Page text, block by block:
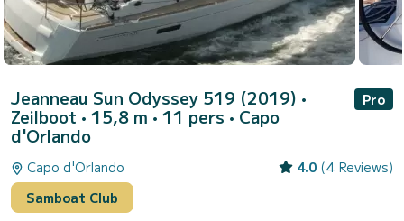
Jeanneau Sun Odyssey 519 (2019) •
Zeilboot • 15,8 m • 11 pers • Capo
d'Orlando
Pro
Capo d'Orlando 4.0 (4 Reviews)
Samboat Club